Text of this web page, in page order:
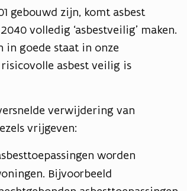
gebouwd zijn, komt asbest
volledig ‘asbestveilig’ maken.
in goede staat in onze
asbest veilig is
verwijdering van
vrijgeven:
worden
Bijvoorbeeld